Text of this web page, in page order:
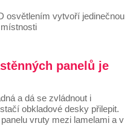
panelů je
a dá se zvládnout i
obkladové desky přilepit.
vruty mezi lamelami a v